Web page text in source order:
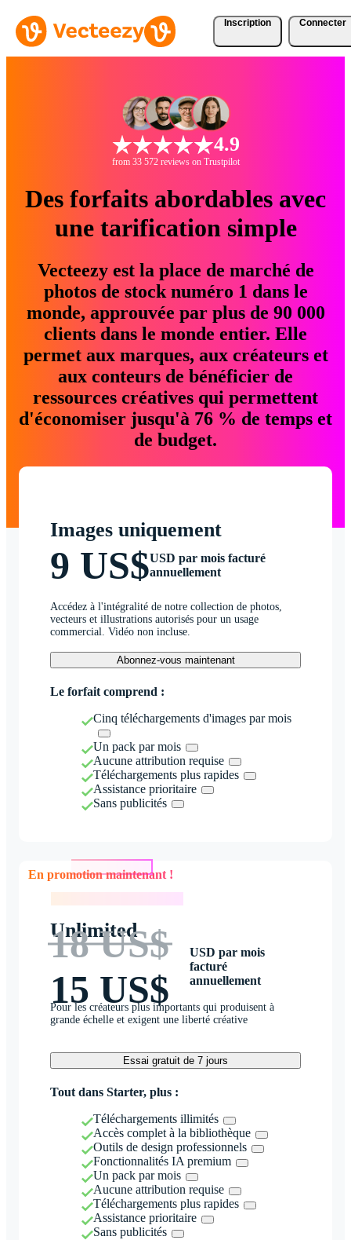
Inscription Connecter
4.9
from 33 572 reviews on Trustpilot
Des forfaits abordables avec
une tarification simple
Vecteezy est la place de marché de
photos de stock numéro 1 dans le
monde, approuvée par plus de 90 000
clients dans le monde entier. Elle
permet aux marques, aux créateurs et
aux conteurs de bénéficier de
ressources créatives qui permettent
d'économiser jusqu'à 76 % de temps et
de budget.
Images uniquement
9 US$USD par mois facturé
annuellement
Accédez à l'intégralité de notre collection de photos,
vecteurs et illustrations autorisés pour un usage
commercial. Vidéo non incluse.
Abonnez-vous maintenant
Le forfait comprend :
Cinq téléchargements d'images par mois
Un pack par mois
Aucune attribution requise
Téléchargements plus rapides
Assistance prioritaire
Sans publicités
En promotion maintenant !
Unlimited
18 US$
15 US$
USD par mois
facturé
annuellement
Pour les créateurs plus importants qui produisent à
grande échelle et exigent une liberté créative
Essai gratuit de 7 jours
Tout dans Starter, plus :
Téléchargements illimités
Accès complet à la bibliothèque
Outils de design professionnels
Fonctionnalités IA premium
Un pack par mois
Aucune attribution requise
Téléchargements plus rapides
Assistance prioritaire
Sans publicités